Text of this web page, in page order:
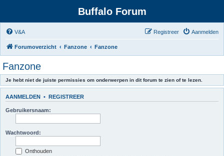
Buffalo Forum
V&A Aanmelden
Registreer
Forumoverzicht Fanzone Fanzone
Fanzone
Je hebt niet de juiste permissies om onderwerpen in dit forum te zien of te lezen.
AANMELDEN • REGISTREER
Gebruikersnaam:
Wachtwoord:
Onthouden